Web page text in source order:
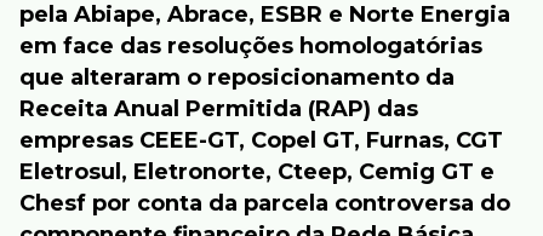
pela Abiape, Abrace, ESBR e Norte Energia
em face das resoluções homologatórias
que alteraram o reposicionamento da
Receita Anual Permitida (RAP) das
empresas CEEE-GT, Copel GT, Furnas, CGT
Eletrosul, Eletronorte, Cteep, Cemig GT e
Chesf por conta da parcela controversa do